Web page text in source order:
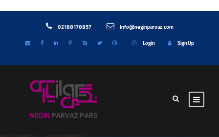
02188178857 Info@neginparvaz.com
Login Sign Up